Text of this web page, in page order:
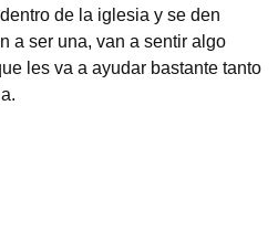
de la iglesia y se den
a ser una, van a sentir algo
les va a ayudar bastante tanto